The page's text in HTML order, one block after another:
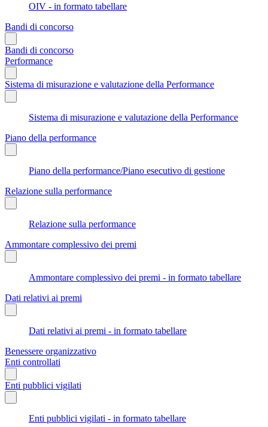
OIV - in formato tabellare
Bandi di concorso
Bandi di concorso
Performance
Sistema di misurazione e valutazione della Performance
Sistema di misurazione e valutazione della Performance
Piano della performance
Piano della performance/Piano esecutivo di gestione
Relazione sulla performance
Relazione sulla performance
Ammontare complessivo dei premi
Ammontare complessivo dei premi - in formato tabellare
Dati relativi ai premi
Dati relativi ai premi - in formato tabellare
Benessere organizzativo
Enti controllati
Enti pubblici vigilati
Enti pubblici vigilati - in formato tabellare